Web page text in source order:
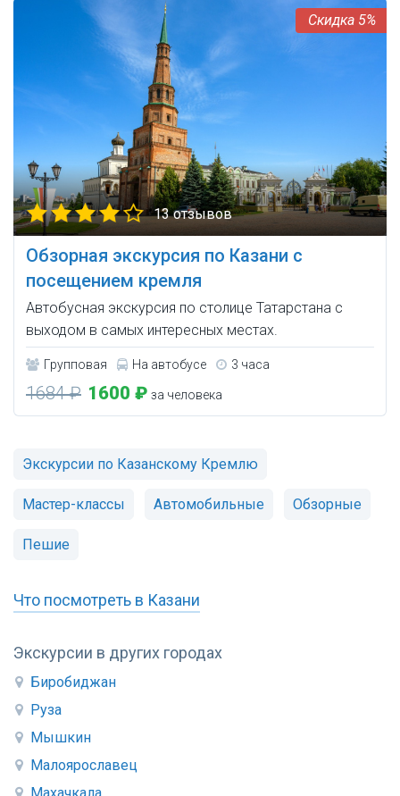
Экскурсии в других городах
Биробиджан
Руза
Мышкин
Малоярославец
5%
13 отзывов
Обзорная экскурсия по Казани с
посещением кремля
Автобусная экскурсия по столице Татарстана с
выходом в самых интересных местах.
Групповая На автобусе 3 часа
1684 ₽ 1600 ₽ за человека
Экскурсии по Казанскому Кремлю
Мастер-классы Автомобильные Обзорные
Пешие
Что посмотреть в Казани